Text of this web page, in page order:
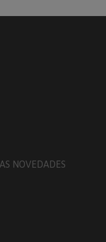
NOVEDADES